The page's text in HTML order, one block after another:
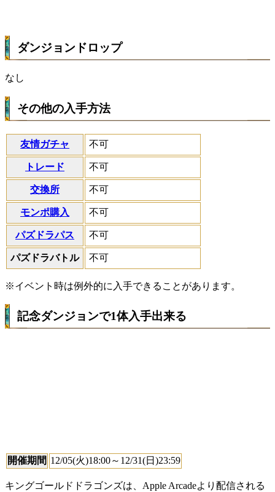
ダンジョンドロップ
なし
その他の入手方法
友情ガチャ 不可
トレード 不可
交換所 不可
モンポ購入 不可
パズドラパス 不可
パズドラバトル 不可
※イベント時は例外的に入手できることがあります。
記念ダンジョンで1体入手出来る
開催期間 12/05(火)18:00～12/31(日)23:59
キングゴールドドラゴンズは、Apple Arcadeより配信される